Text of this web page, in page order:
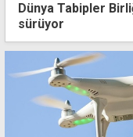
Dünya Tabipler
sürüyor